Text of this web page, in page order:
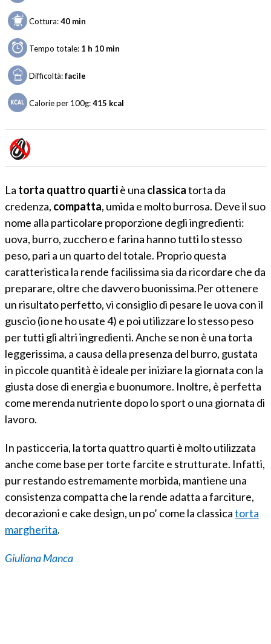
Cottura:40 min
Tempo totale: 1 h 10 min
Difficoltà:facile
Calorie per 100g:415 kcal
La torta quattro quartiè una classicatorta da
credenza, compatta, umida e molto burrosa. Deve il suo
nome alla particolare proporzione degli ingredienti:
uova, burro, zucchero e farina hanno tutti lo stesso
peso, pari a un quarto del totale. Proprio questa
caratteristica la rende facilissima sia da ricordare che da
preparare, oltre che davvero buonissima.Per ottenere
un risultato perfetto, vi consiglio di pesare le uova con il
guscio (io ne ho usate 4) e poi utilizzare lo stesso peso
per tutti gli altri ingredienti. Anche se non è una torta
leggerissima, a causa della presenza del burro, gustata
in piccole quantità è ideale per iniziare la giornata con la
giusta dose di energia e buonumore. Inoltre, è perfetta
come merenda nutriente dopo lo sport o una giornata di
lavoro.
In pasticceria, la torta quattro quarti è molto utilizzata
anche come base per torte farcite e strutturate. Infatti,
pur restando estremamente morbida, mantiene una
consistenza compatta che la rende adatta a farciture,
decorazioni e cake design, un po’ come la classicatorta
margherita.
Giuliana Manca